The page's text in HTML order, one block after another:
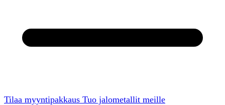
Tilaa myyntipakkaus Tuo jalometallit meille